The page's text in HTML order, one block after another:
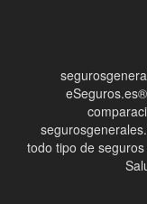
todo tipo de